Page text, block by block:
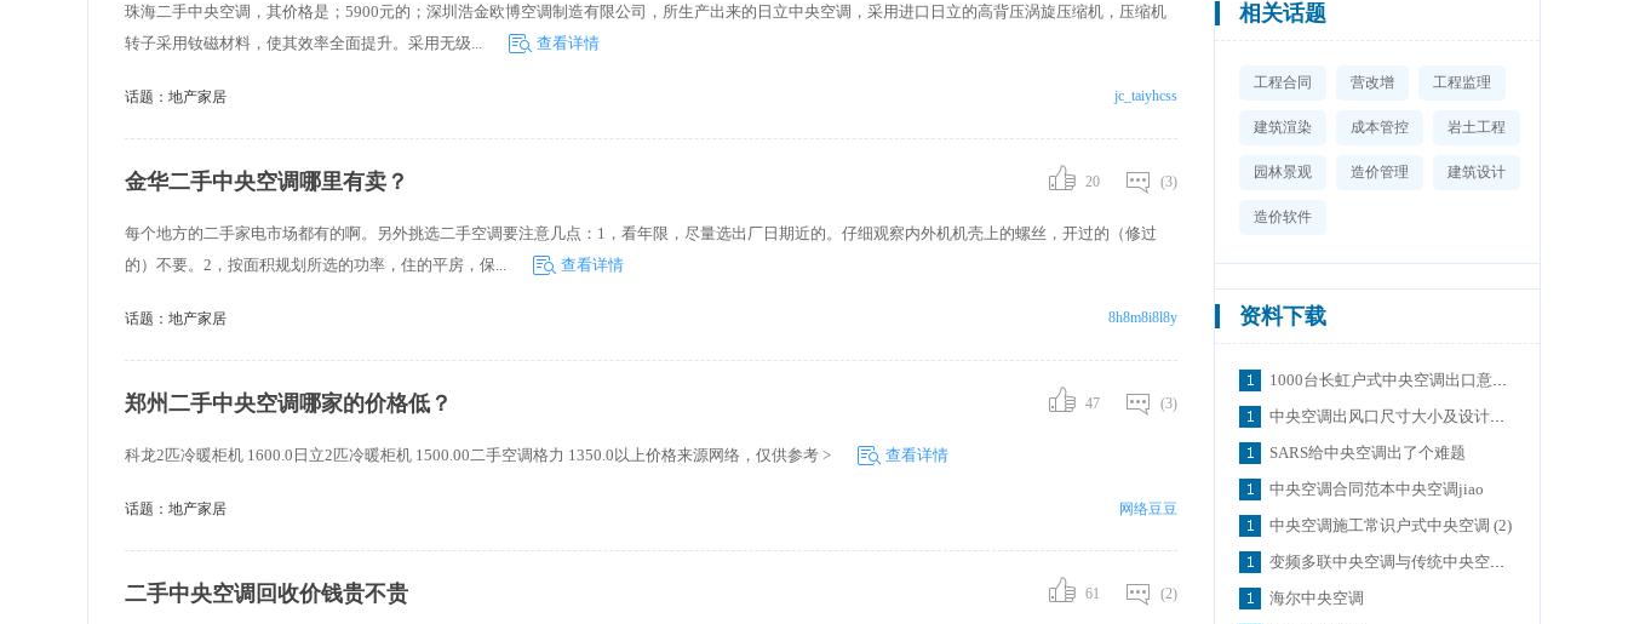
100cm ，回风为 26cm*60-100cm ， 检修口为
35cm*35cm ，出风、回风的宽度基本能定，
但长度要根据室内机的长度和装修环 境来合
珠海二手中央空调，其价格是；5900元的；深圳浩金欧博空调制造有限公司，所生产出来的日立中央空调，采用进口日立的高背压涡旋压缩机，压缩机
转子采用钕磁材料，使其效率全面提升。采用无级...
查看详情
话题： 地产家居 jc_taiyhcss
金华二手中央空调哪里有卖？ (3)
20
每个地方的二手家电市场都有的啊。另外挑选二手空调要注意几点：1，看年限，尽量选出厂日期近的。仔细观察内外机机壳上的螺丝，开过的（修过
的）不要。2，按面积规划所选的功率，住的平房，保...
查看详情
话题： 地产家居 8h8m8i8l8y
郑州二手中央空调哪家的价格低？ (3)
47
科龙2匹冷暖柜机 1600.0日立2匹冷暖柜机 1500.00二手空调格力 1350.0以上价格来源网络，仅供参考 > 查看详情
话题： 地产家居 网络豆豆
二手中央空调回收价钱贵不贵 (2)
61
相关话题
工程合同 营改增 工程监理
建筑渲染 成本管控 岩土工程
园林景观 造价管理 建筑设计
造价软件
资料下载
1000台长虹户式中央空调出口意大利
中央空调出风口尺寸大小及设计标准
SARS给中央空调出了个难题
中央空调合同范本中央空调jiao
中央空调施工常识户式中央空调 (2)
变频多联中央空调与传统中央空调的比较
海尔中央空调